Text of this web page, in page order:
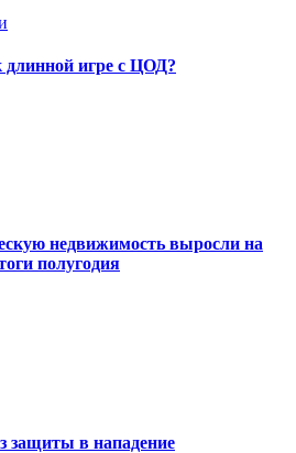
игре с ЦОД?
недвижимость выросли на
полугодия
защиты в нападение